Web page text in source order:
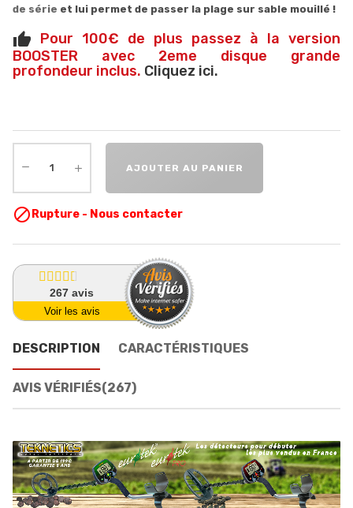
de série et lui permet de passer la plage sur sable mouillé !
thumb_up Pour 100€ de plus passez à la version
BOOSTER avec 2eme disque grande
profondeur inclus. Cliquez ici.
AJOUTER AU PANIER
 Rupture - Nous contacter
267avis
Voir les avis
DESCRIPTION CARACTÉRISTIQUES
AVIS VÉRIFIÉS(267)